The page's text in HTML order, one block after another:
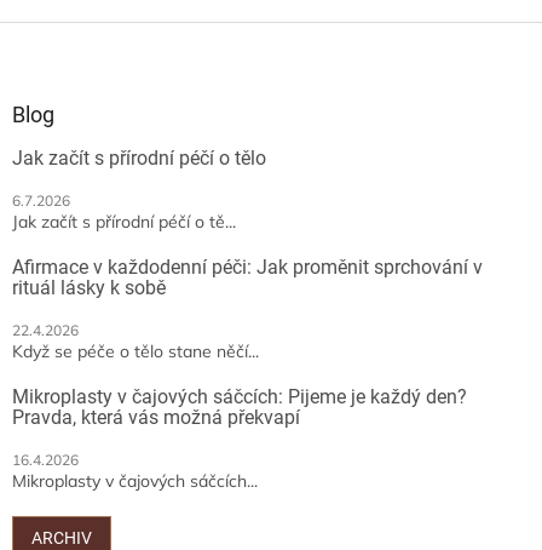
l
y
u
Blog
Jak začít s přírodní péčí o tělo
6.7.2026
Jak začít s přírodní péčí o tě...
Afirmace v každodenní péči: Jak proměnit sprchování v
rituál lásky k sobě
22.4.2026
Když se péče o tělo stane něčí...
Mikroplasty v čajových sáčcích: Pijeme je každý den?
Pravda, která vás možná překvapí
16.4.2026
Mikroplasty v čajových sáčcích...
ARCHIV